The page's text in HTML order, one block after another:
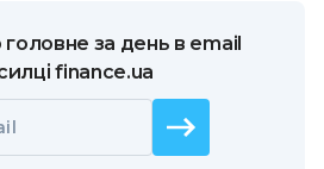
за день в email
finance.ua